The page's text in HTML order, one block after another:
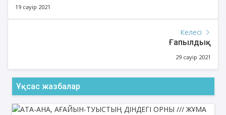
19 сәуір 2021
Келесі
Ғапылдық
29 сәуір 2021
Ұқсас жазбалар